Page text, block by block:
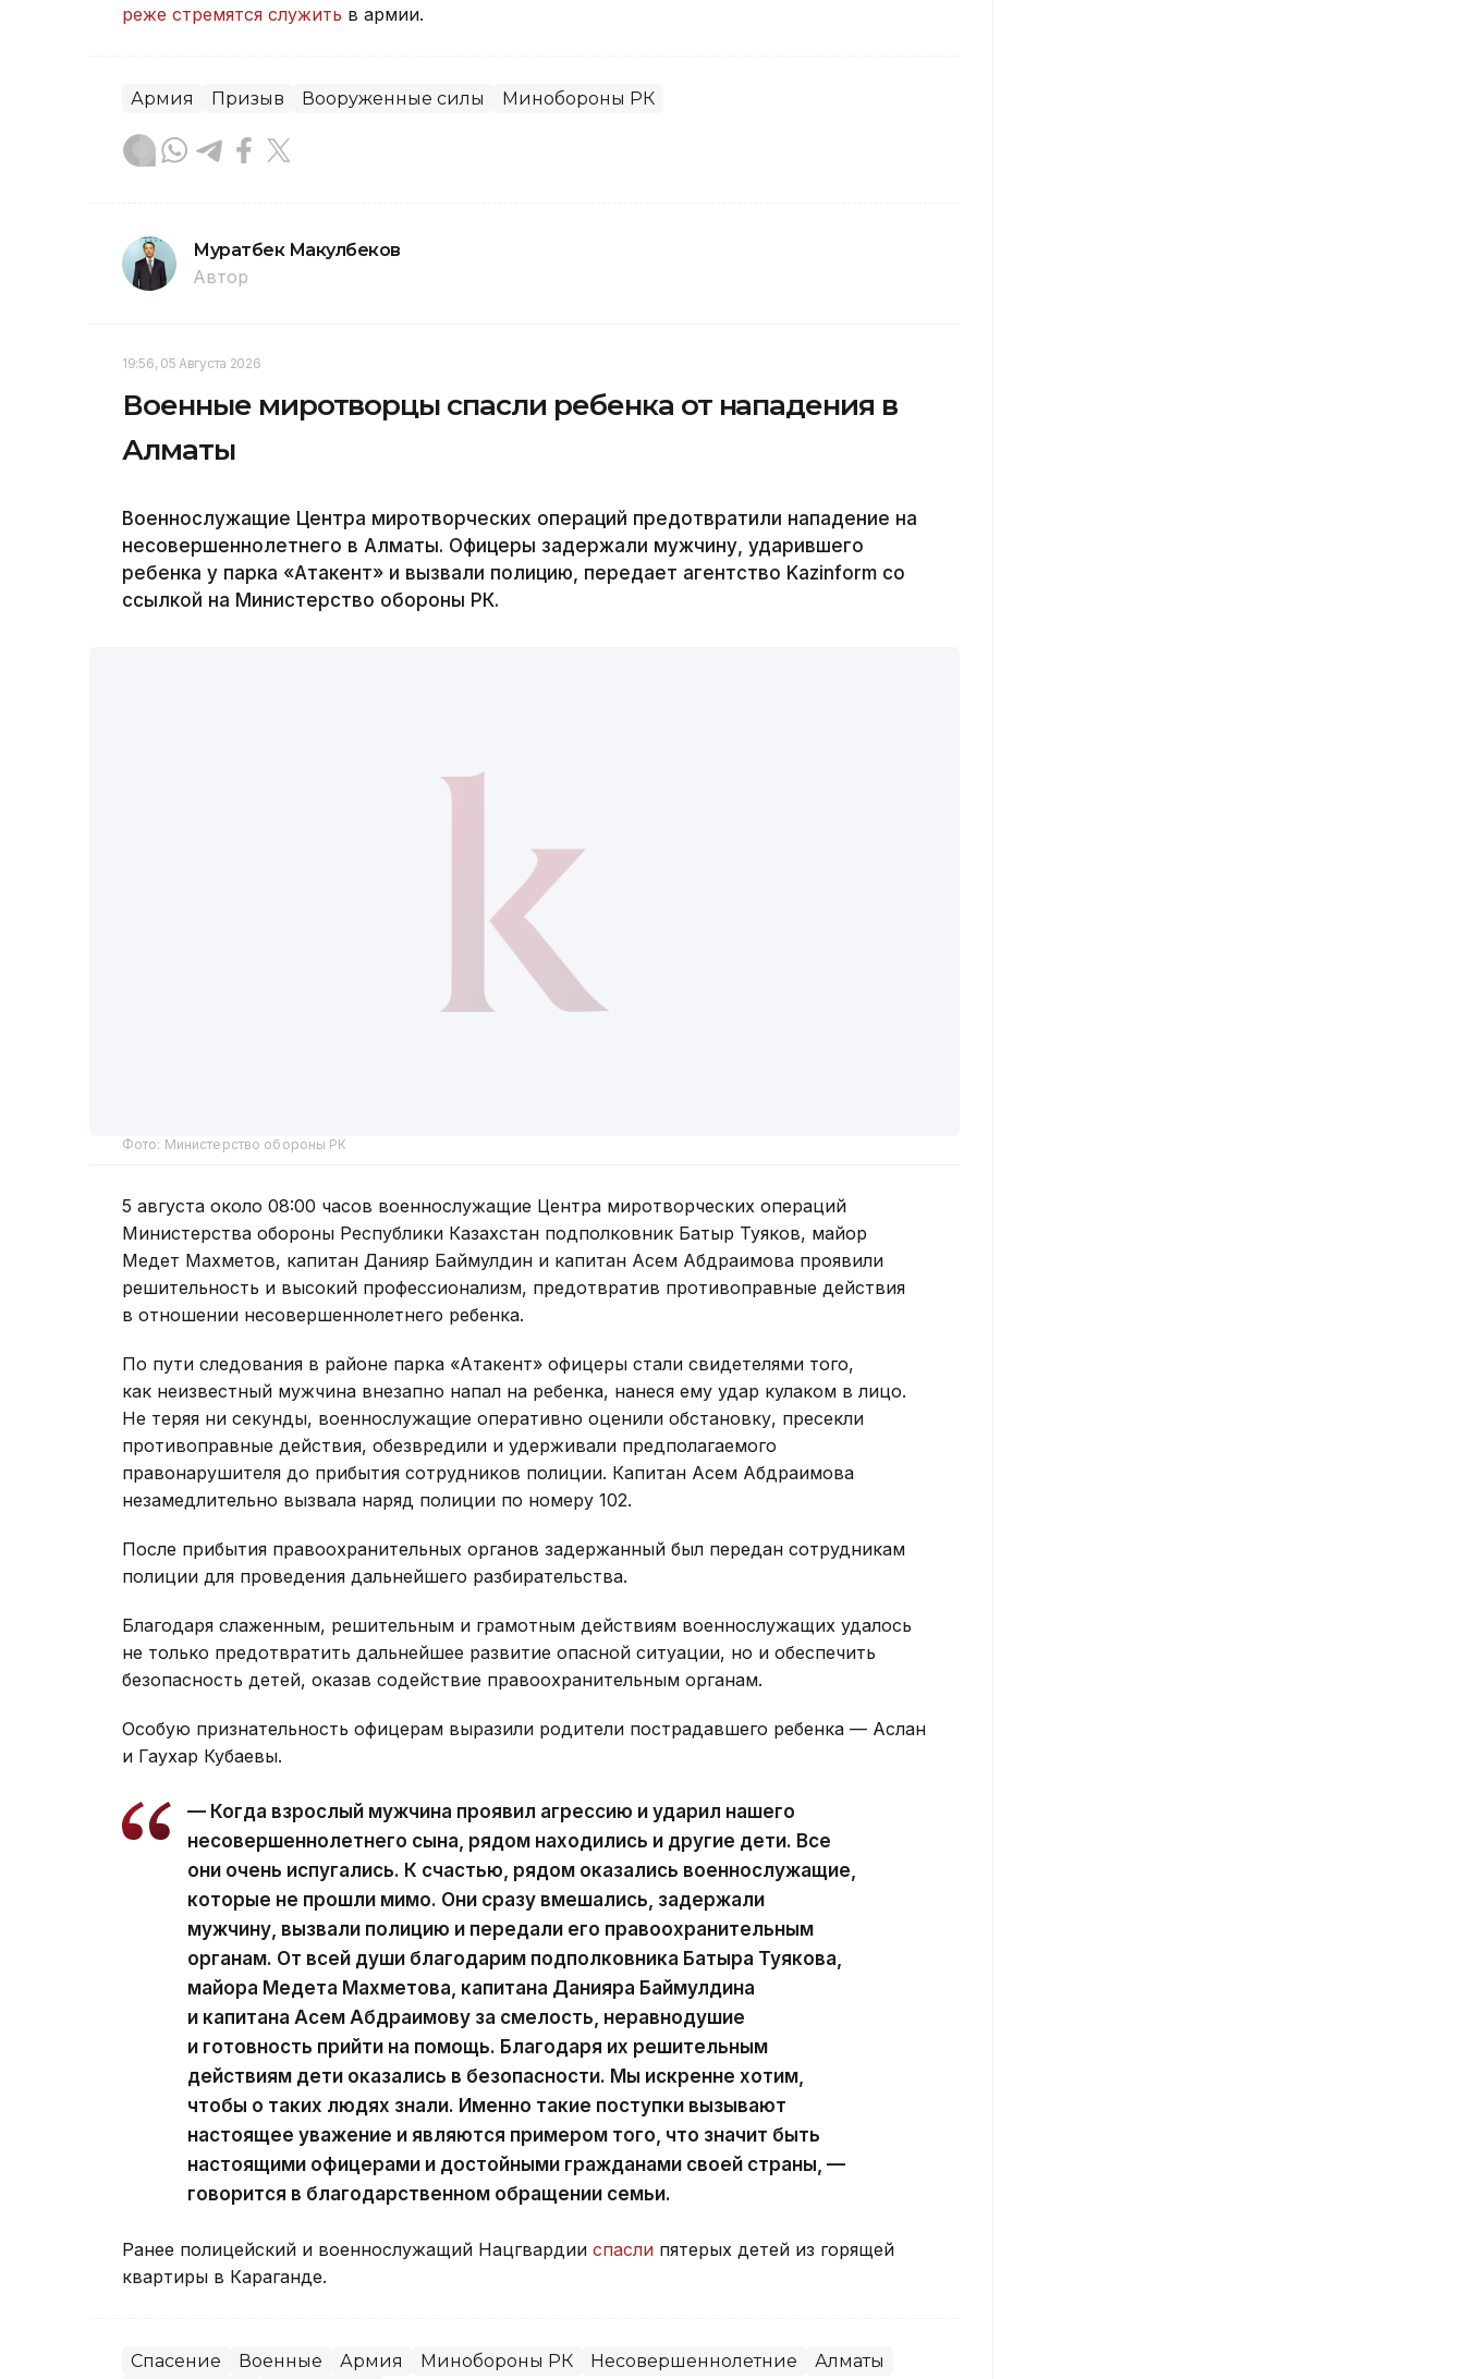
реже стремятся служить в армии.
Армия Призыв Вооруженные силы Минобороны РК
Муратбек Макулбеков
Автор
19:56, 05 Августа 2026
Военные миротворцы спасли ребенка от нападения в
Алматы
Военнослужащие Центра миротворческих операций предотвратили нападение на
несовершеннолетнего в Алматы. Офицеры задержали мужчину, ударившего
ребенка у парка «Атакент» и вызвали полицию, передает агентство Kazinform со
ссылкой на Министерство обороны РК.
Фото: Министерство обороны РК
5 августа около 08:00 часов военнослужащие Центра миротворческих операций
Министерства обороны Республики Казахстан подполковник Батыр Туяков, майор
Медет Махметов, капитан Данияр Баймулдин и капитан Асем Абдраимова проявили
в отношении несовершеннолетнего ребенка.
По пути следования в районе парка «Атакент» офицеры стали свидетелями того,
как неизвестный мужчина внезапно напал на ребенка, нанеся ему удар кулаком в лицо.
Не теряя ни секунды, военнослужащие оперативно оценили обстановку, пресекли
противоправные действия, обезвредили и удерживали предполагаемого
незамедлительно вызвала наряд полиции по номеру 102.
полиции для проведения дальнейшего разбирательства.
Благодаря слаженным, решительным и грамотным действиям военнослужащих удалось
безопасность детей, оказав содействие правоохранительным органам.
и Гаухар Кубаевы.
— Когда взрослый мужчина проявил агрессию и ударил нашего
несовершеннолетнего сына, рядом находились и другие дети. Все
они очень испугались. К счастью, рядом оказались военнослужащие,
которые не прошли мимо. Они сразу вмешались, задержали
мужчину, вызвали полицию и передали его правоохранительным
органам. От всей души благодарим подполковника Батыра Туякова,
майора Медета Махметова, капитана Данияра Баймулдина
и капитана Асем Абдраимову за смелость, неравнодушие
и готовность прийти на помощь. Благодаря их решительным
действиям дети оказались в безопасности. Мы искренне хотим,
чтобы о таких людях знали. Именно такие поступки вызывают
настоящее уважение и являются примером того, что значит быть
говорится в благодарственном обращении семьи.